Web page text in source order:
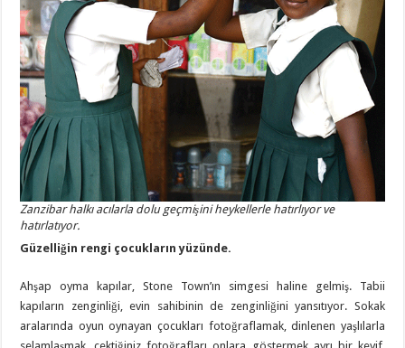
Zanzibar halkı acılarla dolu geçmişini heykellerle hatırlıyor ve
hatırlatıyor.
Güzelliğin rengi çocukların yüzünde.
Ahşap oyma kapılar, Stone Town’ın simgesi haline gelmiş. Tabii
kapıların zenginliği, evin sahibinin de zenginliğini yansıtıyor. Sokak
aralarında oyun oynayan çocukları fotoğraflamak, dinlenen yaşlılarla